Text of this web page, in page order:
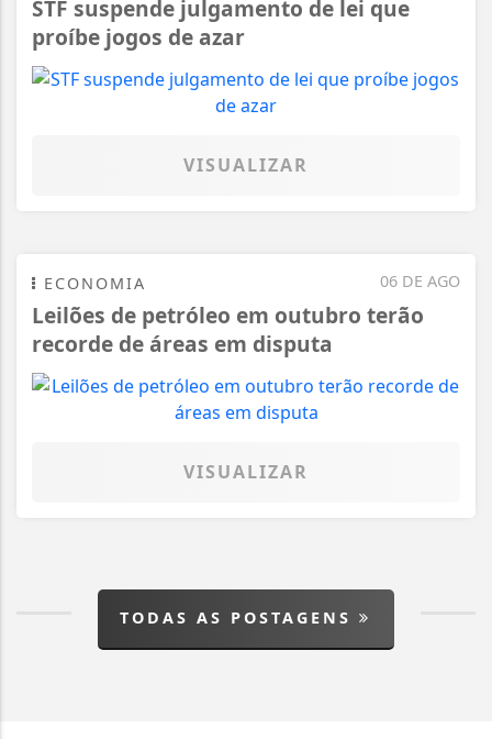
STF suspende julgamento de lei que
proíbe jogos de azar
VISUALIZAR
06 DE AGO
ECONOMIA
Leilões de petróleo em outubro terão
recorde de áreas em disputa
VISUALIZAR
TODAS AS POSTAGENS